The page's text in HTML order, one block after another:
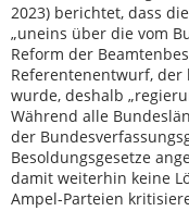
2023) berichtet, dass
„uneins über die vom
Reform der
Referentenentwurf, der
wurde, deshalb
Während alle
der
Besoldungsgesetze
damit weiterhin keine
Ampel-Parteien